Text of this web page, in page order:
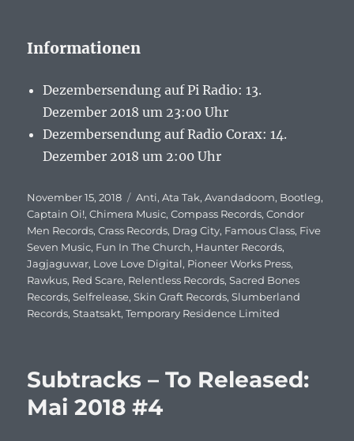
Informationen
Dezembersendung auf Pi Radio: 13.
Dezember 2018 um 23:00 Uhr
Dezembersendung auf Radio Corax: 14.
Dezember 2018 um 2:00 Uhr
Veröffentlicht
am
November 15, 2018 Schlagwörter
Anti,Ata Tak,Avandadoom, Bootleg,
Captain Oi!,Chimera Music,Compass Records,Condor
Men Records,Crass Records, Drag City, Famous Class, Five
Seven Music, Fun In The Church, Haunter Records,
Jagjaguwar, Love Love Digital, Pioneer Works Press,
Rawkus, Red Scare, Relentless Records,Sacred Bones
Records,Selfrelease,Skin Graft Records,Slumberland
Records,Staatsakt,Temporary Residence Limited
Subtracks – To Released:
Mai 2018 #4